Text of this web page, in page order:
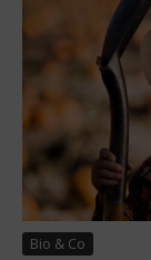
Bio & Co